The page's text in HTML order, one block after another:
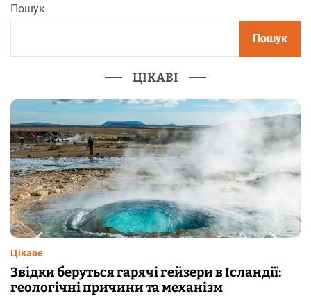
Пошук
Пошук
ЦІКАВІ
в Ісландії:
механізм
Чому від переляку
шкірі: фізіологія